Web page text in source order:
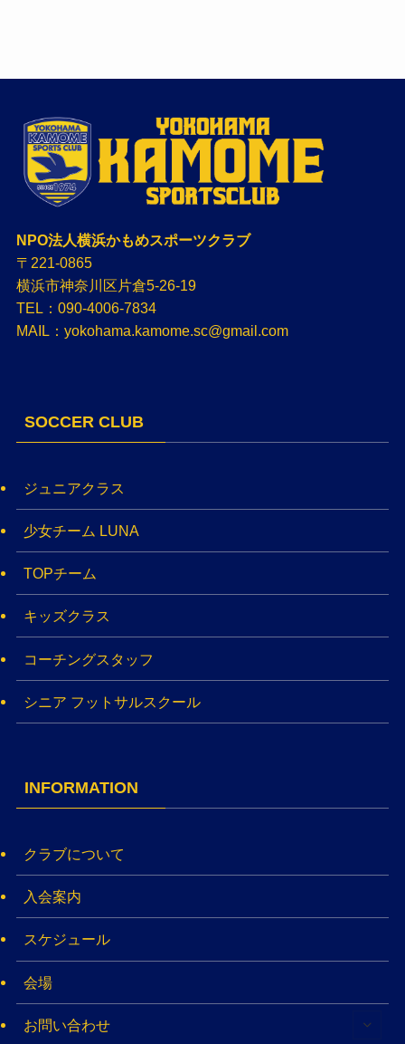
NPO法人横浜かもめスポーツクラブ
〒221-0865
横浜市神奈川区片倉5-26-19
TEL：090-4006-7834
MAIL：yokohama.kamome.sc@gmail.com
SOCCER CLUB
ジュニアクラス
少女チーム LUNA
TOPチーム
キッズクラス
コーチングスタッフ
シニア フットサルスクール
INFORMATION
クラブについて
入会案内
スケジュール
会場
お問い合わせ